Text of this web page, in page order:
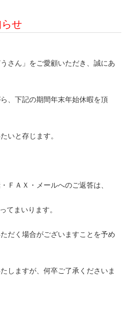
せ
さん」をご愛顧いただき、誠にあ
、下記の期間年末年始休暇を頂
いと存じます。
ＦＡＸ・メールへのご返答は、
てまいります。
だく場合がございますことを予め
しますが、何卒ご了承くださいま